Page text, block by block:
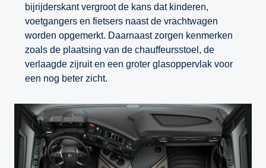
bijrijderskant vergroot de kans dat kinderen,
voetgangers en fietsers naast de vrachtwagen
worden opgemerkt. Daarnaast zorgen kenmerken
zoals de plaatsing van de chauffeursstoel, de
verlaagde zijruit en een groter glasoppervlak voor
een nog beter zicht.